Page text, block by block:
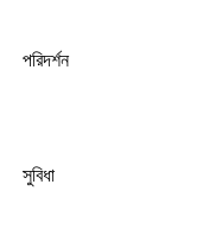
পরিদর্শন
সুবিধা